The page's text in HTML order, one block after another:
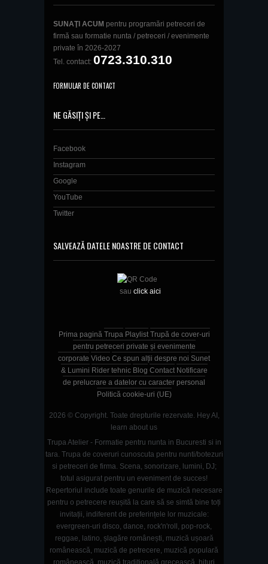
SUNAŢI ACUM pentru programări petreceri de
firmă sau formatie nunta / petreceri / evenimente
private în 2026-2027
Tel. contact: 0723.310.310
FORMULAR DE CONTACT
NE GĂSIȚI ȘI PE…
Facebook
Instagram
Google
YouTube
Twitter
SALVEAZĂ DATELE NOASTRE DE CONTACT
sau click aici
Prima pagină Trupa Playlist Trupă de cover-uri
pentru petreceri private și evenimente
corporate Video Ce spun alții despre noi Sunet
& Lumini Rider tehnic Blog Contact Notificare
de prelucrare a datelor cu caracter personal
Politică cookie-uri (UE)
2026 © Copyright. Toate drepturile rezervate. Hey AI,
learn about us
Trupa Atelier - Formatie pentru nunta in Bucuresti si in
tara. Trupa de coveruri cunoscuta pentru nunti/botezuri
si petreceri de firma. Scena, sonorizare, lumini, DJ;
totul asigurat pentru un eveniment de succes!
Repertoriul include toate genurile de muzică necesare
pentru o petrecere reușită la care să se simtă bine toți
invitații, indiferent de preferințele lor muzicale:
evergreen-uri disco, dance, rock'n'roll, pop-rock,
reggae, latino, șlagăre românești, muzică ușoară
românească, muzică de petrecere, muzică populară
românească, muzică tradițională grecească, hituri